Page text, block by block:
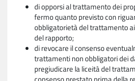
di opporsi al trattamento dei
fermo quanto previsto con
obbligatorietà del trattamento
del rapporto;
di revocare il consenso
trattamenti non obbligatori dei
pregiudicare la liceità del